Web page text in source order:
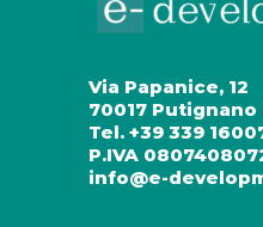
Via Papanice, 12
70017 Putignano
Tel. +39 339
P.IVA
info@e-